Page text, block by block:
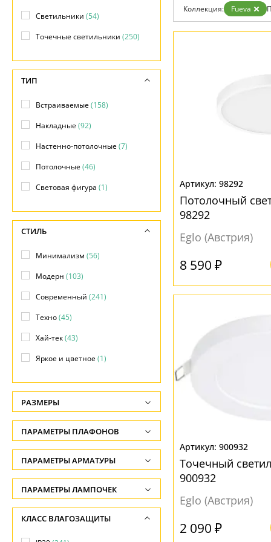
Доставка и оплата
Гарантия
Возврат
Дизайнерам
Бренды
Коллекция: Fueva
98292
Потолочный
98292
Eglo (Австрия)
8 590 ₽
900932
Точечный
900932
Eglo (Австрия)
2 090 ₽
Светильники (54)
Точечные светильники (250)
ТИП
Встраиваемые(158)
Накладные(92)
Настенно-потолочные(7)
Потолочные(46)
Световая фигура (1)
СТИЛЬ
Минимализм (56)
Модерн (103)
Современный (241)
Техно(45)
Хай-тек(43)
Яркое и цветное(1)
РАЗМЕРЫ
Высота, см
-
Глубина, см
-
Ширина, см
-
ПАРАМЕТРЫ ПЛАФОНОВ
ФОРМА ПЛАФОНА
Квадрат(2)
Круг(24)
Круглый (22)
ПАРАМЕТРЫ АРМАТУРЫ
ЦВЕТ АРМАТУРЫ
Белый(142)
ПАРАМЕТРЫ ЛАМПОЧЕК
Количество ламп
-
КЛАСС ВЛАГОЗАЩИТЫ